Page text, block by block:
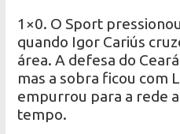
1×0. O Sport
quando Igor Cariús
área. A defesa do
mas a sobra ficou com
empurrou para a rede
tempo.